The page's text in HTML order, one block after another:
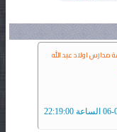
اولاد عبد الله